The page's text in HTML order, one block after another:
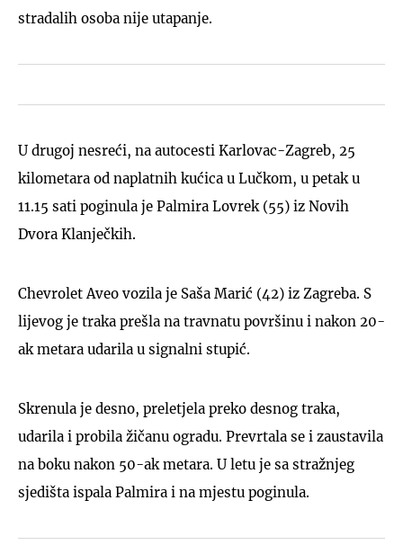
stradalih osoba nije utapanje.
U drugoj nesreći, na autocesti Karlovac-Zagreb, 25
kilometara od naplatnih kućica u Lučkom, u petak u
11.15 sati poginula je Palmira Lovrek (55) iz Novih
Dvora Klanječkih.
Chevrolet Aveo vozila je Saša Marić (42) iz Zagreba. S
lijevog je traka prešla na travnatu površinu i nakon 20-
ak metara udarila u signalni stupić.
Skrenula je desno, preletjela preko desnog traka,
udarila i probila žičanu ogradu. Prevrtala se i zaustavila
na boku nakon 50-ak metara. U letu je sa stražnjeg
sjedišta ispala Palmira i na mjestu poginula.